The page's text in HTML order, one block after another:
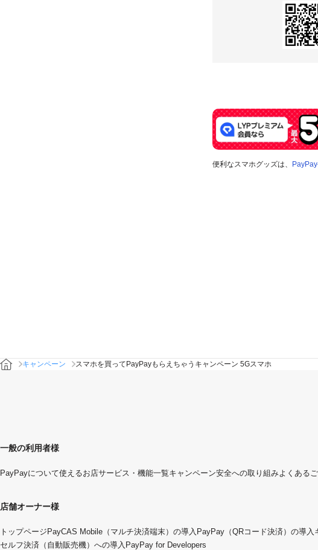
便利なスマホグッズは、
キャンペーン スマホを買ってPayPayもらえちゃうキャンペーン 5Gスマホ
一般の利用者様
PayPayについて使えるお店サービス・機能一覧キャンペーン安全への取り組みよくある
店舗オーナー様
トップページ PayCAS Mobile（マルチ決済端末）の導入 PayPay（QRコード決済）の導入
セルフ決済（自動販売機）への導入 PayPay for Developers